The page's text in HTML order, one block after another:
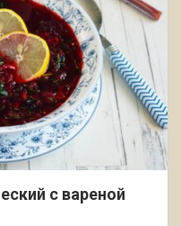
с вареной